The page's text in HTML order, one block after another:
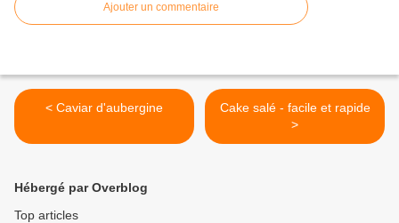
Ajouter un commentaire
< Caviar d'aubergine
Cake salé - facile et rapide
>
Hébergé par Overblog
Top articles